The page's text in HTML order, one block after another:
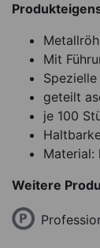
Mit
geteilt
je 100
Material:
Weitere